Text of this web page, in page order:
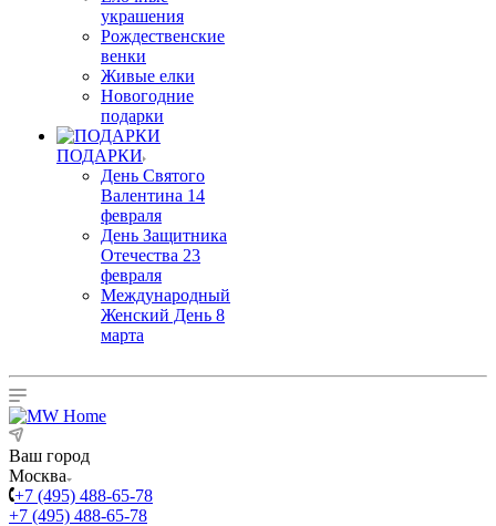
украшения
Рождественские
венки
Живые елки
Новогодние
подарки
ПОДАРКИ
День Святого
Валентина 14
февраля
День Защитника
Отечества 23
февраля
Международный
Женский День 8
марта
Ваш город
Москва
+7 (495) 488-65-78
+7 (495) 488-65-78